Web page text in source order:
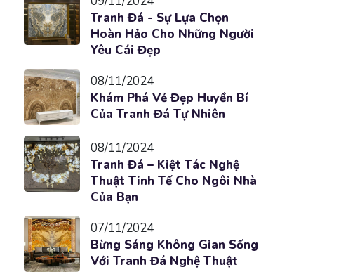
Tranh Đá - Sự Lựa Chọn
Hoàn Hảo Cho Những Người
Yêu Cái Đẹp
08/11/2024
Khám Phá Vẻ Đẹp Huyền Bí
Của Tranh Đá Tự Nhiên
08/11/2024
Tranh Đá – Kiệt Tác Nghệ
Thuật Tinh Tế Cho Ngôi Nhà
Của Bạn
07/11/2024
Bừng Sáng Không Gian Sống
Với Tranh Đá Nghệ Thuật